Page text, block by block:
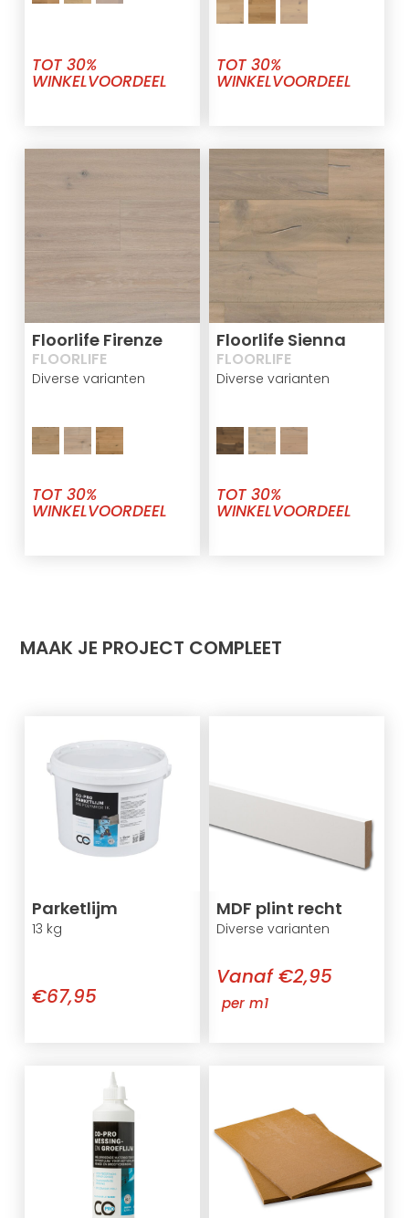
TOT 30%
WINKELVOORDEEL
TOT 30%
WINKELVOORDEEL
Floorlife Firenze
FLOORLIFE
Diverse varianten
TOT 30%
WINKELVOORDEEL
Floorlife Sienna
FLOORLIFE
Diverse varianten
TOT 30%
WINKELVOORDEEL
MAAK JE PROJECT COMPLEET
Parketlijm
13 kg
€67,95
MDF plint recht
Diverse varianten
Vanaf €2,95
per m1